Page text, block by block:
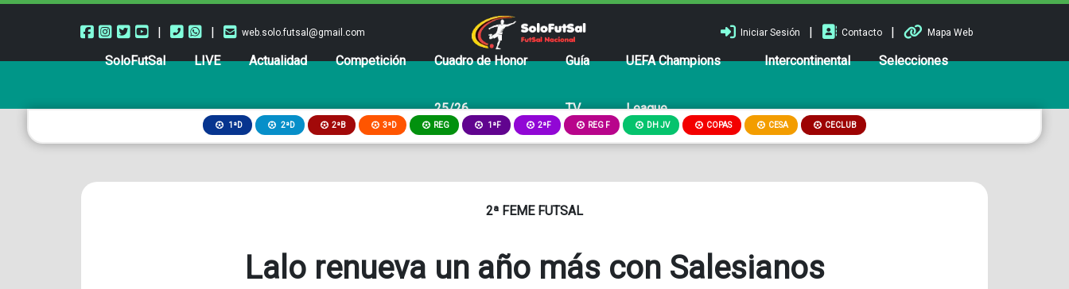
| | web.solo.futsal@gmail.com Iniciar Sesión | Contacto | Mapa Web
SoloFutSal LIVE Actualidad Competición Cuadro de Honor
25/26
Guía
TV
UEFA Champions
League
Intercontinental Selecciones
1ªD 2ªD 2ªB 3ªD REG 1ªF 2ªF REG F DH JV COPAS CESA CECLUB
2ª FEME FUTSAL
Lalo renueva un año más con Salesianos